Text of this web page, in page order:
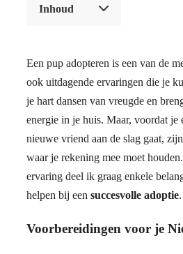
Inhoud
Een pup adopteren is een van de
ook uitdagende ervaringen die je
je hart dansen van vreugde en
energie in je huis. Maar, voordat je
nieuwe vriend aan de slag gaat,
waar je rekening mee moet
ervaring deel ik graag enkele
helpen bij een succesvolle adoptie.
Voorbereidingen voor je